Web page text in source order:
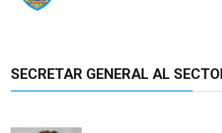
SECRETAR GENERAL AL